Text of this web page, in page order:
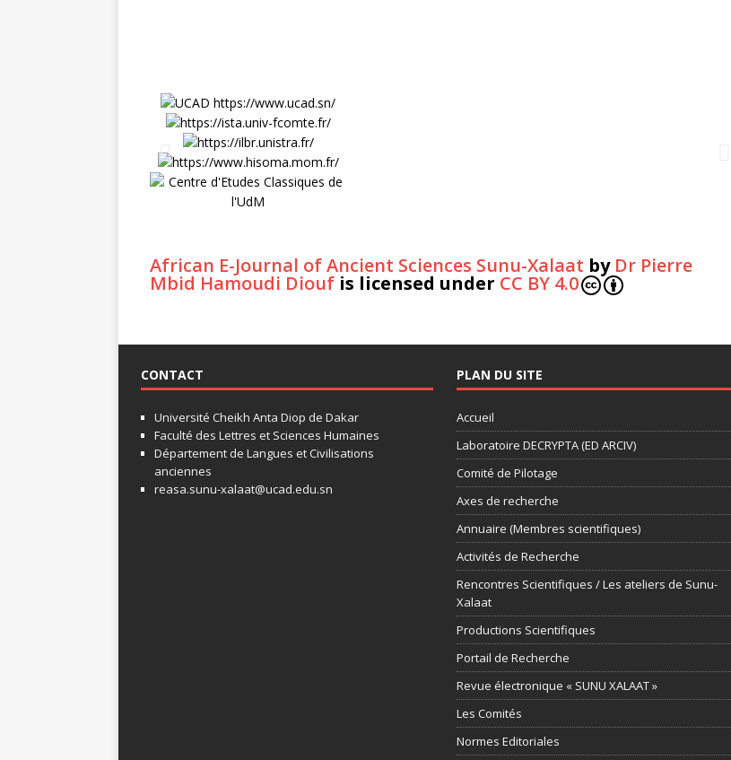
African E-Journal of Ancient Sciences Sunu-Xalaat by Dr Pierre
Mbid Hamoudi Diouf is licensed under CC BY 4.0
CONTACT
Université Cheikh Anta Diop de Dakar
Faculté des Lettres et Sciences Humaines
Département de Langues et Civilisations
anciennes
reasa.sunu-xalaat@ucad.edu.sn
PLAN DU SITE
Accueil
Laboratoire DECRYPTA (ED ARCIV)
Comité de Pilotage
Axes de recherche
Annuaire (Membres scientifiques)
Activités de Recherche
Rencontres Scientifiques / Les ateliers de Sunu-
Xalaat
Productions Scientifiques
Portail de Recherche
Revue électronique « SUNU XALAAT »
Les Comités
Normes Editoriales